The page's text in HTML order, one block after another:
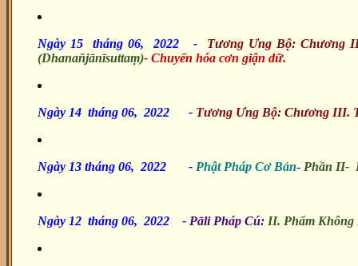
Ngày 15 tháng 06, 2022 -
Tương Ưng Bộ: Chương
(Dhanañjānīsuttaṃ)- Chuyển hóa cơn giận dữ.
Ngày 14 tháng 06, 2022 - Tương Ưng Bộ: Chương III.
Ngày 13 tháng 06, 2022 - Phật Pháp Cơ Bản-Phần II-
Ngày 12 tháng 06, 2022 - Pāli Pháp Cú: II. Phẩm